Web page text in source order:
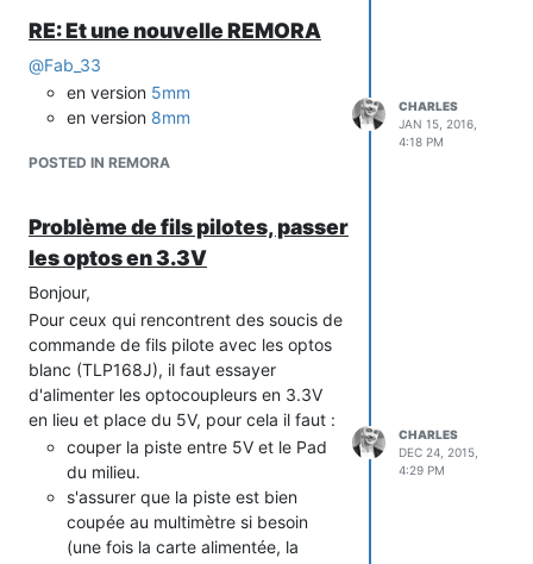
truc qui me plait.
Plus qu'a finaliser et intégrer ça dans le
remora car pour le moment c'est pour
un autre projet.
Tu peux déjà regarder l'exemple de la
console Web Serial to Websocket si tu
veux c'esticicar il y a aussi un dossier
intéressant (webdev) qui contient :
des scripts nodejs pour le
développement de l'interface web
afin de tester les pages Web de
dev rapidos sans avoir à les flasher
RE: Et une nouvelle REMORA
@Fab_33
en version 5mm
en version 8mm
POSTED IN REMORA
CHARLES
JAN 15, 2016,
4:18 PM
Problème de fils pilotes, passer
les optos en 3.3V
Bonjour,
Pour ceux qui rencontrent des soucis de
commande de fils pilote avec les optos
blanc (TLP168J), il faut essayer
d'alimenter les optocoupleurs en 3.3V
en lieu et place du 5V, pour cela il faut :
couper la piste entre 5V et le Pad
du milieu.
s'assurer que la piste est bien
coupée au multimètre si besoin
(une fois la carte alimentée, la
CHARLES
DEC 24, 2015,
4:29 PM